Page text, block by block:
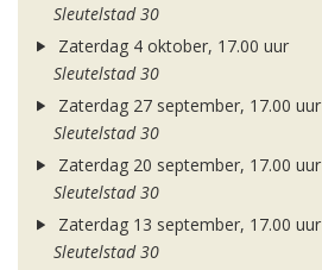
Sleutelstad 30
Zaterdag 4 oktober, 17.00 uur
Sleutelstad 30
Zaterdag 27 september, 17.00 uur
Sleutelstad 30
Zaterdag 20 september, 17.00 uur
Sleutelstad 30
Zaterdag 13 september, 17.00 uur
Sleutelstad 30